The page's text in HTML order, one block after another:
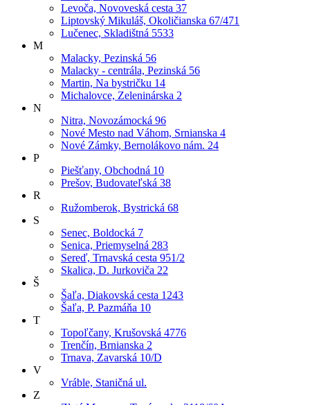
Levoča, Novoveská cesta 37
Liptovský Mikuláš, Okoličianska 67/471
Lučenec, Skladištná 5533
M
Malacky, Pezinská 56
Malacky - centrála, Pezinská 56
Martin, Na bystričku 14
Michalovce, Zeleninárska 2
N
Nitra, Novozámocká 96
Nové Mesto nad Váhom, Srnianska 4
Nové Zámky, Bernolákovo nám. 24
P
Piešťany, Obchodná 10
Prešov, Budovateľská 38
R
Ružomberok, Bystrická 68
S
Senec, Boldocká 7
Senica, Priemyselná 283
Sereď, Trnavská cesta 951/2
Skalica, D. Jurkoviča 22
Š
Šaľa, Diakovská cesta 1243
Šaľa, P. Pazmáňa 10
T
Topoľčany, Krušovská 4776
Trenčín, Brnianska 2
Trnava, Zavarská 10/D
V
Vráble, Staničná ul.
Z